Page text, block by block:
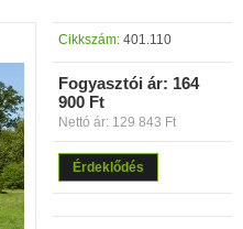
Cikkszám: 401.110
Fogyasztói ár: 164
900 Ft
Nettó ár: 129 843 Ft
Érdeklődés